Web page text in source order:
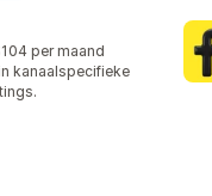
per maand
kanaalspecifieke